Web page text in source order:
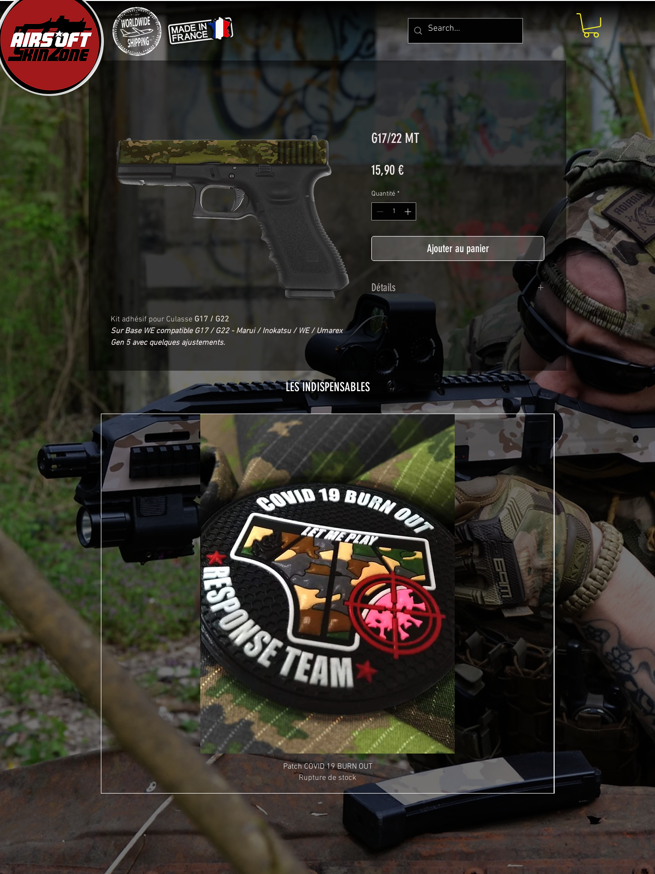
Kit adhésif pour Culasse G17 / G22
Sur Base WE compatible G17 / G22 - Marui / Inokatsu / WE / Umarex
Gen 5 avec quelques ajustements.
G17/22 MT
15,90 €Prix
Quantité *
Ajouter au panier
Détails
Adhésif de type polymère calandré recouvert d'une
plastification protègeant des UV et des rayures.
Utilisé initialement pour le marquage de véhicule,
les adhésifs AirsoftSkinZone offrent une grande
durabilité et résistent aux intempéries.
Nettoyer sa réplique à l'aide d'un produit alcoolisé
avant toute installation est indispensable. Un
décapeur thermique ou un sèche cheveux sera
nécessaire à l'installation de votre Skin. Voir la
rubriqueTUTOS / VIDEOS
LES INDISPENSABLES
Patch COVID 19 BURN OUT
Rupture de stock